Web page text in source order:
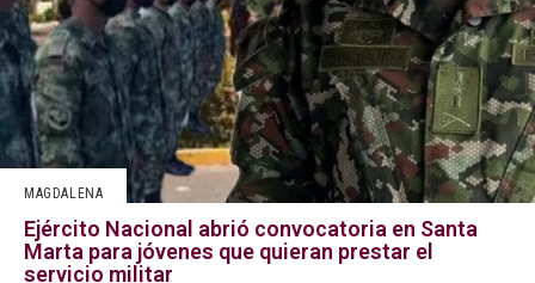
MAGDALENA
Ejército Nacional abrió convocatoria en Santa
Marta para jóvenes que quieran prestar el
servicio militar